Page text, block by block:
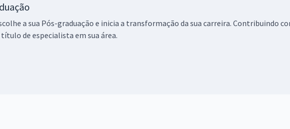
a sua Pós-graduação e inicia a transformação da sua carreira. Contribuindo
de especialista em sua área.